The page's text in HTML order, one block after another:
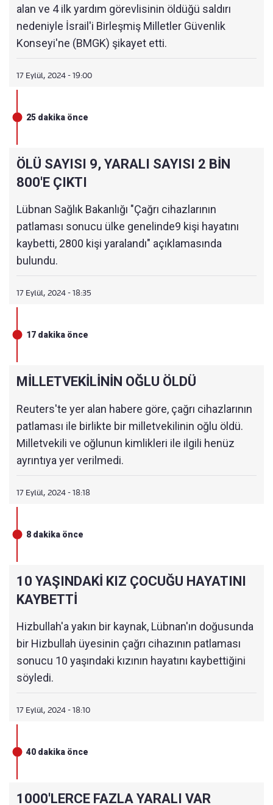
alan ve 4 ilk yardım görevlisinin öldüğü saldırı
nedeniyle İsrail'i Birleşmiş Milletler Güvenlik
Konseyi'ne (BMGK) şikayet etti.
17 Eylül, 2024 - 19:00
25 dakika önce
ÖLÜ SAYISI 9, YARALI SAYISI 2 BİN
800'E ÇIKTI
Lübnan Sağlık Bakanlığı "Çağrı cihazlarının
patlaması sonucu ülke genelinde9 kişi hayatını
kaybetti, 2800 kişi yaralandı" açıklamasında
bulundu.
17 Eylül, 2024 - 18:35
17 dakika önce
MİLLETVEKİLİNİN OĞLU ÖLDÜ
Reuters'te yer alan habere göre, çağrı cihazlarının
patlaması ile birlikte bir milletvekilinin oğlu öldü.
Milletvekili ve oğlunun kimlikleri ile ilgili henüz
ayrıntıya yer verilmedi.
17 Eylül, 2024 - 18:18
8 dakika önce
10 YAŞINDAKİ KIZ ÇOCUĞU HAYATINI
KAYBETTİ
Hizbullah'a yakın bir kaynak, Lübnan'ın doğusunda
bir Hizbullah üyesinin çağrı cihazının patlaması
sonucu 10 yaşındaki kızının hayatını kaybettiğini
söyledi.
17 Eylül, 2024 - 18:10
40 dakika önce
1000'LERCE FAZLA YARALI VAR